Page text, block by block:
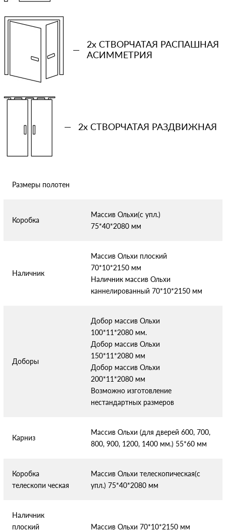
—
2x СТВОРЧАТАЯ РАСПАШНАЯ
АСИММЕТРИЯ
— 2x СТВОРЧАТАЯ РАЗДВИЖНАЯ
Размеры полотен
Коробка
Массив Ольхи(с упл.)
75*40*2080 мм
Наличник
Массив Ольхи плоский
70*10*2150 мм
Наличник массив Ольхи
каннелированный 70*10*2150 мм
Доборы
Добор массив Ольхи
100*11*2080 мм.
Добор массив Ольхи
150*11*2080 мм
Добор массив Ольхи
200*11*2080 мм
Возможно изготовление
нестандартных размеров
Карниз
Массив Ольхи (для дверей 600, 700,
800, 900, 1200, 1400 мм.) 55*60 мм
Коробка
телескопи ческая
Массив Ольхи телескопическая(с
упл.) 75*40*2080 мм
Наличник
плоский
Массив Ольхи 70*10*2150 мм
Ваша примерная смета на двери
Сообщение
Отправляя форму вы соглашаетесь с условиями